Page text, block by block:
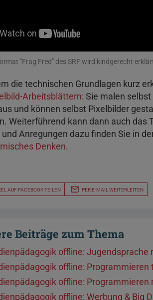
"Frag Fred" des SRF wird kindgerecht
die technischen Grundlagen kurz
Arbeitsblättern: Sie malen
und können selbst Pixelbilder
Weiterführend kann dann auch das
Anregungen dazu finden Sie in
Denken.
AUF FACEBOOK TEILEN PER E-MAIL WEITERLEITEN
Beiträge zum Thema
offline: Jugendsprache
offline:
offline: Programmieren
offline: Werbung & Big